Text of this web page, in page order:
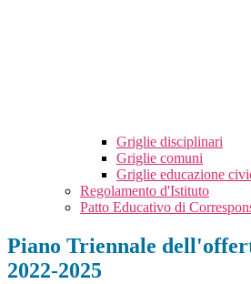
Griglie disciplinari
Griglie comuni
Griglie educazione
Regolamento d'Istituto
Patto Educativo di
Piano Triennale
2022-2025